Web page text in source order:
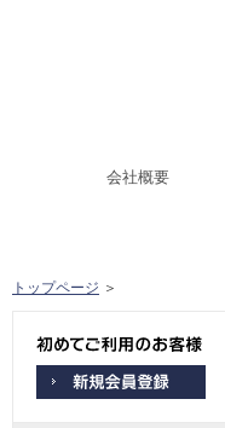
会社概要
トップページ ＞